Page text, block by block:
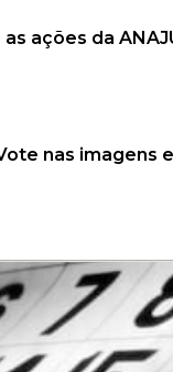
ações da
nas imagens